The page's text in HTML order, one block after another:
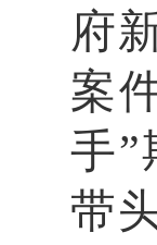
府
案
手”
带